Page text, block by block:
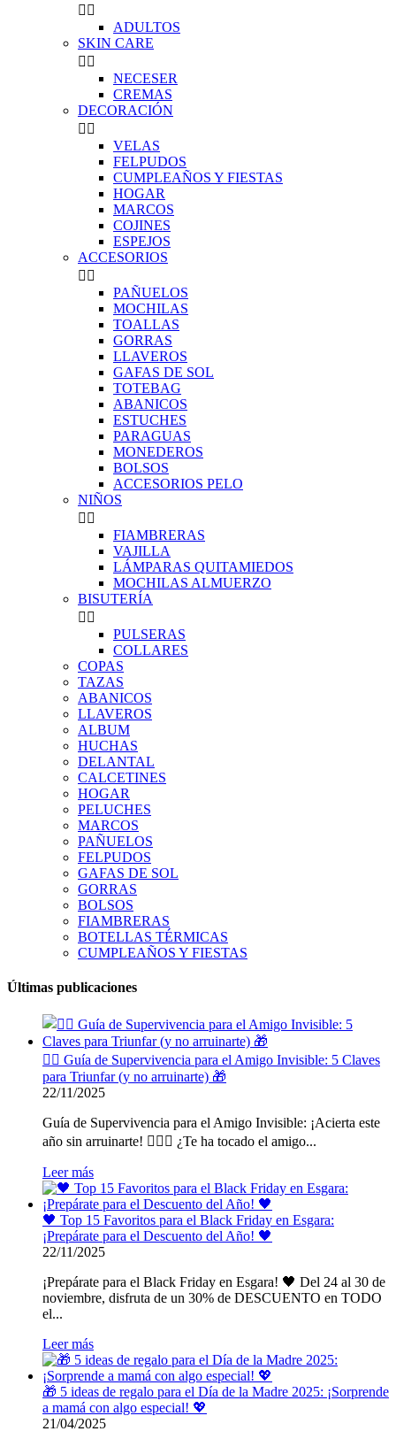
 
ADULTOS
SKIN CARE
 
NECESER
CREMAS
DECORACIÓN
 
VELAS
FELPUDOS
CUMPLEAÑOS Y FIESTAS
HOGAR
MARCOS
COJINES
ESPEJOS
ACCESORIOS
 
PAÑUELOS
MOCHILAS
TOALLAS
GORRAS
LLAVEROS
GAFAS DE SOL
TOTEBAG
ABANICOS
ESTUCHES
PARAGUAS
MONEDEROS
BOLSOS
ACCESORIOS PELO
NIÑOS
 
FIAMBRERAS
VAJILLA
LÁMPARAS QUITAMIEDOS
MOCHILAS ALMUERZO
BISUTERÍA
 
PULSERAS
COLLARES
COPAS
TAZAS
ABANICOS
LLAVEROS
ALBUM
HUCHAS
DELANTAL
CALCETINES
HOGAR
PELUCHES
MARCOS
PAÑUELOS
FELPUDOS
GAFAS DE SOL
GORRAS
BOLSOS
FIAMBRERAS
BOTELLAS TÉRMICAS
CUMPLEAÑOS Y FIESTAS
Últimas publicaciones
🕵️‍♂️ Guía de Supervivencia para el Amigo Invisible: 5 Claves
para Triunfar (y no arruinarte) 🎁
22/11/2025
Guía de Supervivencia para el Amigo Invisible: ¡Acierta este
año sin arruinarte! 🕵️‍♂️🎁 ¿Te ha tocado el amigo...
Leer más
🖤 Top 15 Favoritos para el Black Friday en Esgara:
¡Prepárate para el Descuento del Año! 🖤
22/11/2025
¡Prepárate para el Black Friday en Esgara! 🖤 Del 24 al 30 de
noviembre, disfruta de un 30% de DESCUENTO en TODO
el...
Leer más
🎁 5 ideas de regalo para el Día de la Madre 2025: ¡Sorprende
a mamá con algo especial! 💖
21/04/2025